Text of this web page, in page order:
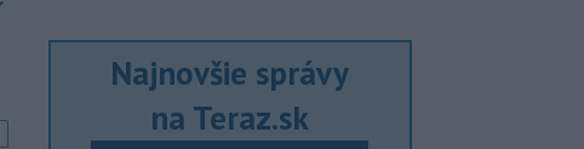
Najnovšie správy
na Teraz.sk